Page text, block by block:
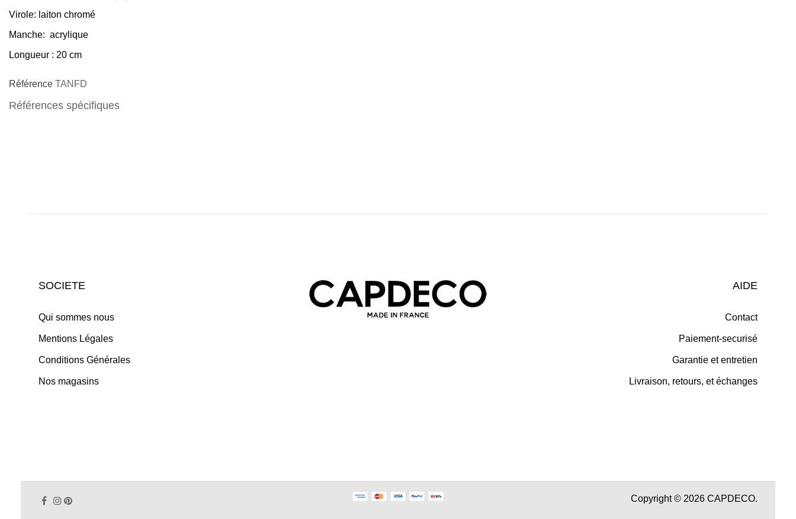
Virole: laiton chromé
Manche: acrylique
Longueur : 20 cm
Référence TANFD
Références spécifiques
SOCIETE
Qui sommes nous
Mentions Légales
Conditions Générales
Nos magasins
AIDE
Contact
Paiement-securisé
Garantie et entretien
Livraison, retours, et échanges
Copyright © 2026 CAPDECO.